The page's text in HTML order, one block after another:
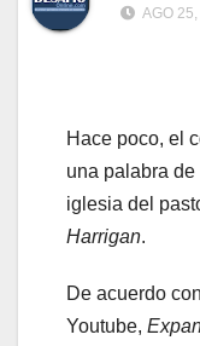
AGO 25,
Hace poco, el
una palabra
iglesia del
Harrigan.
De acuerdo
Youtube,